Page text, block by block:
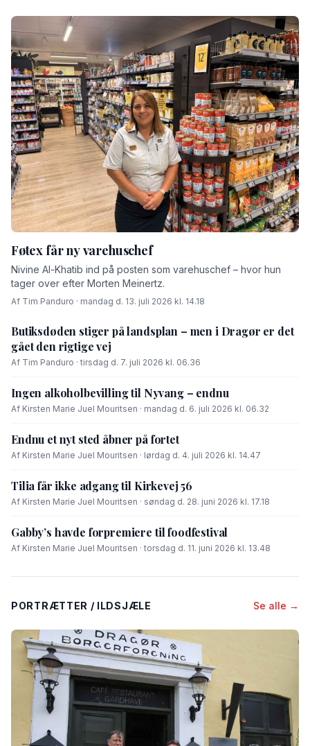
Føtex får ny varehuschef
Nivine Al-Khatib ind på posten som varehuschef – hvor hun
tager over efter Morten Meinertz.
Af Tim Panduro · mandag d. 13. juli 2026 kl. 14.18
Butiksdøden stiger på landsplan – men i Dragør er det
gået den rigtige vej
Af Tim Panduro · tirsdag d. 7. juli 2026 kl. 06.36
Ingen alkoholbevilling til Nyvang – endnu
Af Kirsten Marie Juel Mouritsen · mandag d. 6. juli 2026 kl. 06.32
Endnu et nyt sted åbner på fortet
Af Kirsten Marie Juel Mouritsen · lørdag d. 4. juli 2026 kl. 14.47
Tilia får ikke adgang til Kirkevej 56
Af Kirsten Marie Juel Mouritsen · søndag d. 28. juni 2026 kl. 17.18
Gabby’s havde forpremiere til foodfestival
Af Kirsten Marie Juel Mouritsen · torsdag d. 11. juni 2026 kl. 13.48
PORTRÆTTER / ILDSJÆLE Se alle →